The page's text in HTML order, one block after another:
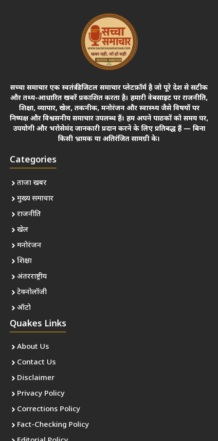
सच्चा समाचार एक स्वतंत्र डिजिटल समाचार प्लेटफ़ॉर्म है जो पूरे देश से सटीक
और तथ्य-आधारित खबरें प्रकाशित करता है। हमारी वेबसाइट पर राजनीति,
शिक्षा, व्यापार, खेल, तकनीक, मनोरंजन और स्वास्थ्य जैसे विषयों पर
निष्पक्ष और विश्वसनीय समाचार उपलब्ध हैं। हम अपने पाठकों को समय पर,
उपयोगी और भरोसेमंद जानकारी प्रदान करने के लिए प्रतिबद्ध हैं — बिना
किसी भ्रामक या अतिरंजित सामग्री के।
Categories
ताजा खबर
मुख्य समाचार
राजनीति
खेल
मनोरंजन
शिक्षा
अंतरराष्ट्रीय
टेक्नोलॉजी
ऑटो
Quakes Links
About Us
Contact Us
Disclaimer
Privacy Policy
Corrections Policy
Fact-Checking Policy